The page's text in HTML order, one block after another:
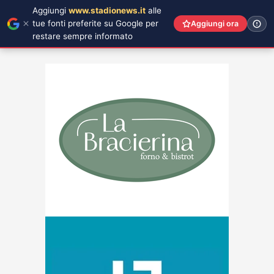
Aggiungi www.stadionews.it alle
tue fonti preferite su Google per
restare sempre informato
Aggiungi ora